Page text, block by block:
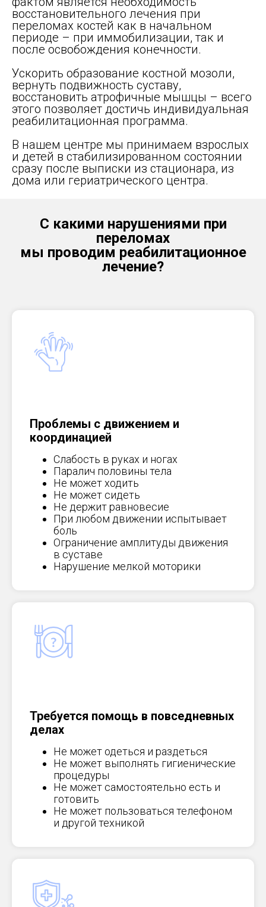
восстановительного лечения при
переломах костей как в начальном
периоде – при иммобилизации, так и
после освобождения конечности.
Ускорить образование костной мозоли,
вернуть подвижность суставу,
восстановить атрофичные мышцы – всего
этого позволяет достичь индивидуальная
реабилитационная программа.
В нашем центре мы принимаем взрослых
и детей в стабилизированном состоянии
сразу после выписки из стационара, из
дома или гериатрического центра.
С какими нарушениями при
переломах
мы проводим реабилитационное
лечение?
Проблемы с движением и
координацией
Слабость в руках и ногах
Паралич половины тела
Не может ходить
Не может сидеть
Не держит равновесие
При любом движении испытывает
боль
Ограничение амплитуды движения
в суставе
Нарушение мелкой моторики
Требуется помощь в повседневных
делах
Не может одеться и раздеться
Не может выполнять гигиенические
процедуры
Не может самостоятельно есть и
готовить
Не может пользоваться телефоном
и другой техникой